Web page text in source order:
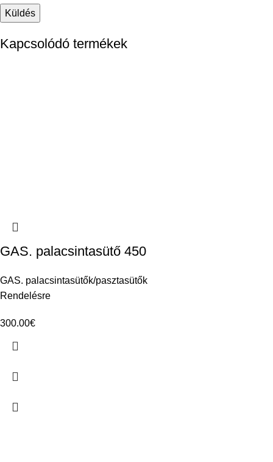
Kapcsolódó termékek
GAS. palacsintasütő 450
GAS. palacsintasütők/pasztasütők
Rendelésre
300.00€